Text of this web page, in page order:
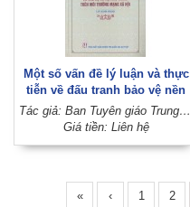
Một số vấn đề lý luận và thực
tiễn về đấu tranh bảo vệ nền
tảng tư tưởng, bảo vệ Đảng,
Nhà nước, Nhân dân và chế độ
Tác giả: Ban Tuyên giáo Trung ương Đảng
Giá tiền: Liên hệ
« ‹ 1 2